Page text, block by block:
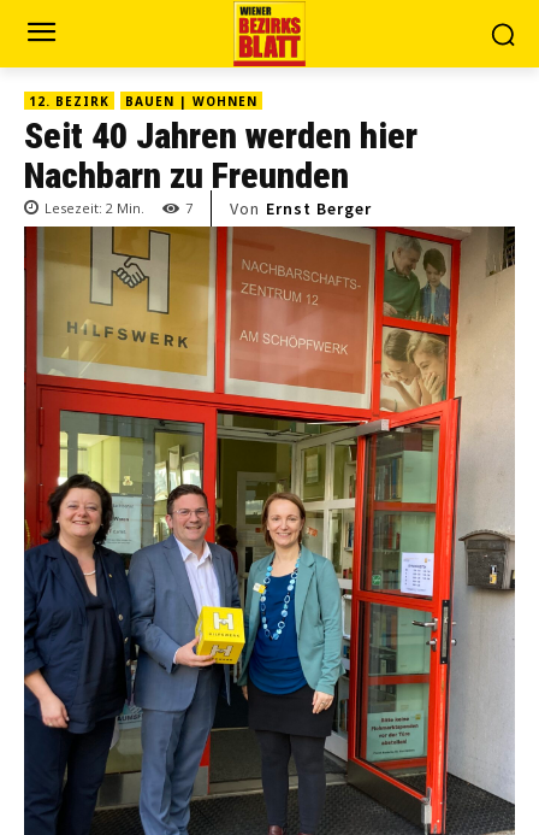
12. BEZIRK BAUEN | WOHNEN
Seit 40 Jahren werden hier
Nachbarn zu Freunden
Lesezeit: 2 Min. 7 Von Ernst Berger